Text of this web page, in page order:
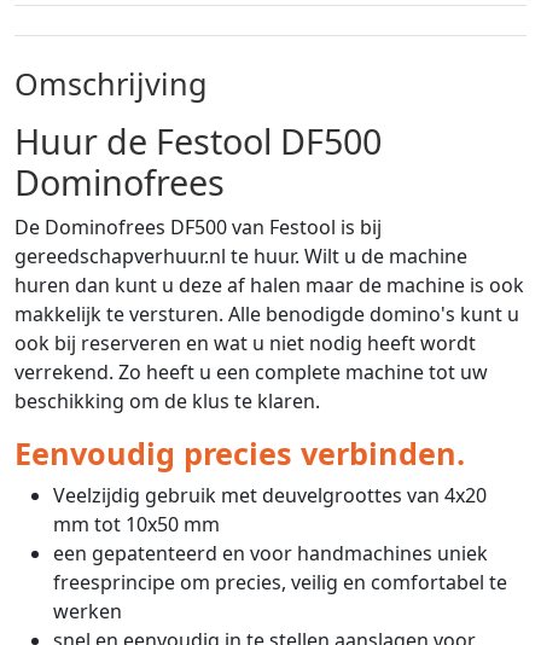
Omschrijving
Huur de Festool DF500
Dominofrees
De Dominofrees DF500 van Festool is bij
gereedschapverhuur.nl te huur. Wilt u de machine
huren dan kunt u deze af halen maar de machine is ook
makkelijk te versturen. Alle benodigde domino's kunt u
ook bij reserveren en wat u niet nodig heeft wordt
verrekend. Zo heeft u een complete machine tot uw
beschikking om de klus te klaren.
Eenvoudig precies verbinden.
Veelzijdig gebruik met deuvelgroottes van 4x20
mm tot 10x50 mm
een gepatenteerd en voor handmachines uniek
freesprincipe om precies, veilig en comfortabel te
werken
snel en eenvoudig in te stellen aanslagen voor